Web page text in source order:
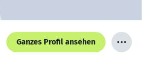
Ganzes Profil ansehen